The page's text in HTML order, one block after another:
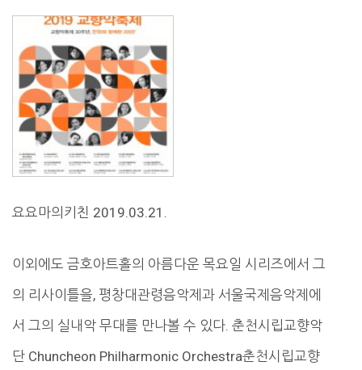
요요마의키친 2019.03.21.
이외에도 금호아트홀의 아름다운 목요일 시리즈에서 그
의 리사이틀을, 평창대관령음악제과 서울국제음악제에
서 그의 실내악 무대를 만나볼 수 있다. 춘천시립교향악
단 Chuncheon Philharmonic Orchestra춘천시립교향